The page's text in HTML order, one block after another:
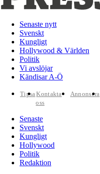
Senaste nytt
Svenskt
Kungligt
Hollywood & Världen
Politik
Vi avslöjar
Kändisar A-Ö
TipsaKontakta
oss
Annonsera
Senaste
Svenskt
Kungligt
Hollywood
Politik
Redaktion